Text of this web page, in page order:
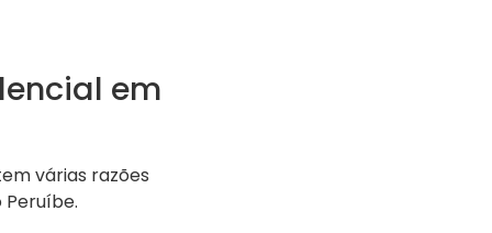
em
várias razões